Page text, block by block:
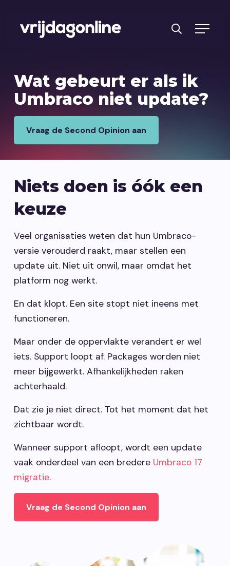
Diensten
PRFT® werkwijze
Cases
Over ons
Branches
Reviews
Vacatures
Contact opnemen
Wat gebeurt er als ik
Umbraco niet update?
Vraag de Second Opinion aan
Niets doen is óók een
keuze
Veel organisaties weten dat hun Umbraco-
versie verouderd raakt, maar stellen een
update uit. Niet uit onwil, maar omdat het
platform nog werkt.
En dat klopt. Een site stopt niet ineens met
functioneren.
Maar onder de oppervlakte verandert er wel
iets. Support loopt af. Packages worden niet
meer bijgewerkt. Afhankelijkheden raken
achterhaald.
Dat zie je niet direct. Tot het moment dat het
zichtbaar wordt.
Wanneer support afloopt, wordt een update
vaak onderdeel van een bredere Umbraco 17
migratie.
Vraag de Second Opinion aan